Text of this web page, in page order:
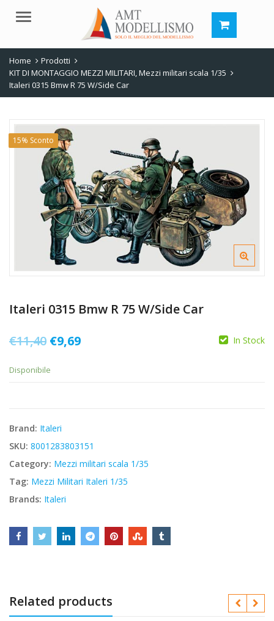
Menu
Home
Prodotti
KIT DI MONTAGGIO MEZZI MILITARI,Mezzi militari scala 1/35
Italeri 0315 Bmw R 75 W/Side Car
15% Sconto
Italeri 0315 Bmw R 75 W/Side Car
€11,40 Il
€9,69Il
In Stock
Disponibile
Brand: Italeri
SKU: 8001283803151
Category: Mezzi militari scala 1/35
Tag: Mezzi Militari Italeri 1/35
Brands: Italeri
Related products